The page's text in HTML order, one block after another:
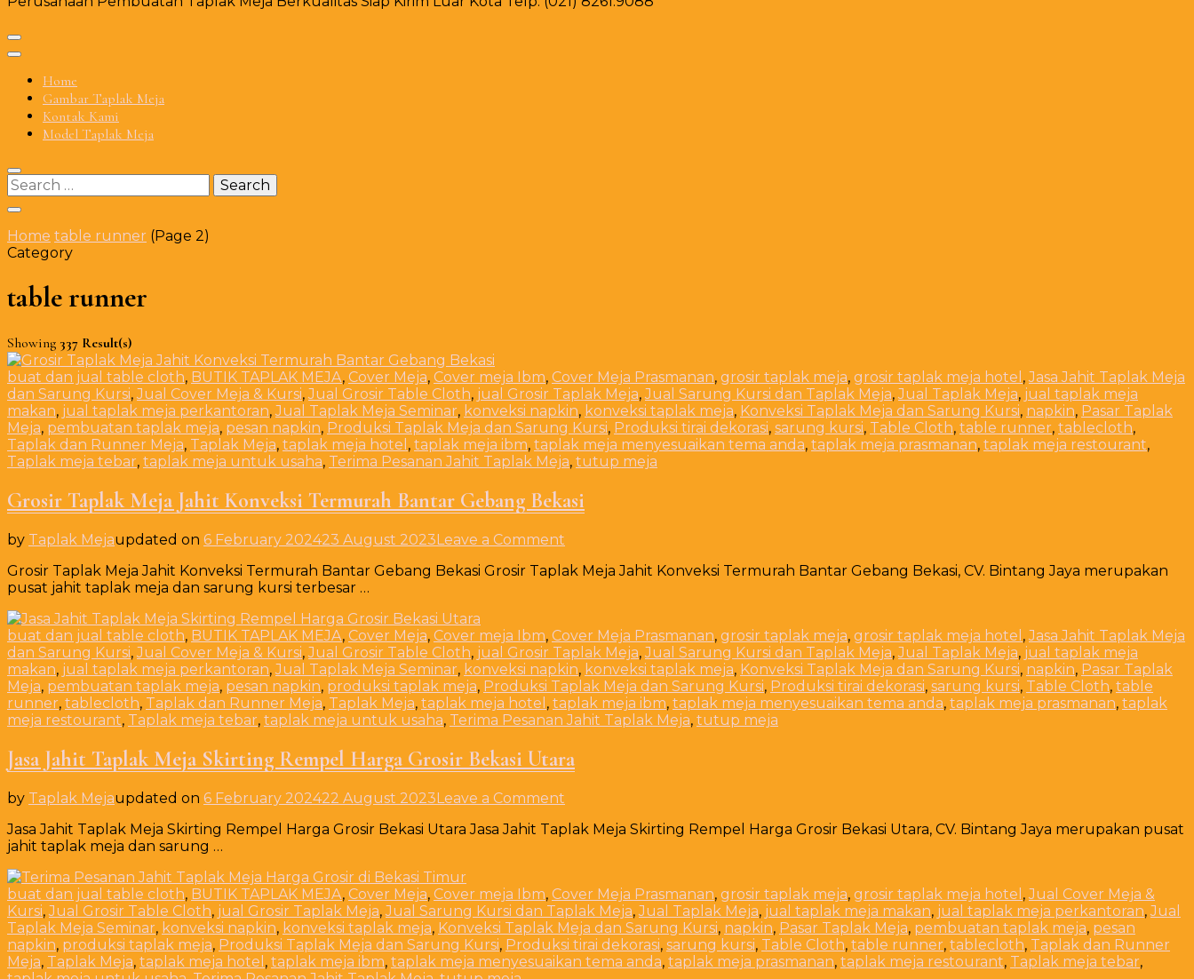
Home
Gambar Taplak Meja
Kontak Kami
Model Taplak Meja
Search
for:
Home table runner (Page 2)
Category
table runner
Showing 337 Result(s)
buat dan jual table cloth, BUTIK TAPLAK MEJA, Cover Meja, Cover meja Ibm, Cover Meja Prasmanan, grosir taplak meja, grosir taplak meja hotel ,Jasa Jahit Taplak Meja
dan Sarung Kursi,Jual Cover Meja & Kursi,Jual Grosir Table Cloth, jual Grosir Taplak Meja,Jual Sarung Kursi dan Taplak Meja,Jual Taplak Meja, jual taplak meja
makan, jual taplak meja perkantoran,Jual Taplak Meja Seminar, konveksi napkin, konveksi taplak meja, Konveksi Taplak Meja dan Sarung Kursi, napkin, Pasar Taplak
Meja, pembuatan taplak meja, pesan napkin, Produksi Taplak Meja dan Sarung Kursi, Produksi tirai dekorasi, sarung kursi, Table Cloth, table runner, tablecloth,
Taplak dan Runner Meja, Taplak Meja, taplak meja hotel , taplak meja ibm, taplak meja menyesuaikan tema anda, taplak meja prasmanan, taplak meja restourant,
Taplak meja tebar, taplak meja untuk usaha, Terima Pesanan Jahit Taplak Meja, tutup meja
Grosir Taplak Meja Jahit Konveksi Termurah Bantar Gebang Bekasi
by Taplak Mejaupdated on 6 February 202423 August 2023Leave a Comment
Taplak
Termurah
Bantar
Gebang
Bekasi
Grosir Taplak Meja Jahit Konveksi Termurah Bantar Gebang Bekasi Grosir Taplak Meja Jahit Konveksi Termurah Bantar Gebang Bekasi, CV. Bintang Jaya merupakan
pusat jahit taplak meja dan sarung kursi terbesar …
buat dan jual table cloth, BUTIK TAPLAK MEJA, Cover Meja, Cover meja Ibm, Cover Meja Prasmanan, grosir taplak meja, grosir taplak meja hotel ,Jasa Jahit Taplak Meja
dan Sarung Kursi,Jual Cover Meja & Kursi,Jual Grosir Table Cloth, jual Grosir Taplak Meja,Jual Sarung Kursi dan Taplak Meja,Jual Taplak Meja, jual taplak meja
makan, jual taplak meja perkantoran,Jual Taplak Meja Seminar, konveksi napkin, konveksi taplak meja, Konveksi Taplak Meja dan Sarung Kursi, napkin, Pasar Taplak
Meja, pembuatan taplak meja, pesan napkin, produksi taplak meja, Produksi Taplak Meja dan Sarung Kursi, Produksi tirai dekorasi, sarung kursi, Table Cloth, table
runner, tablecloth, Taplak dan Runner Meja, Taplak Meja, taplak meja hotel , taplak meja ibm, taplak meja menyesuaikan tema anda, taplak meja prasmanan, taplak
meja restourant, Taplak meja tebar, taplak meja untuk usaha, Terima Pesanan Jahit Taplak Meja, tutup meja
Jasa Jahit Taplak Meja Skirting Rempel Harga Grosir Bekasi Utara
by Taplak Mejaupdated on 6 February 202422 August 2023Leave a Comment
Jahit
Rempel
Harga
Grosir
Bekasi
Utara
Jasa Jahit Taplak Meja Skirting Rempel Harga Grosir Bekasi Utara Jasa Jahit Taplak Meja Skirting Rempel Harga Grosir Bekasi Utara, CV. Bintang Jaya merupakan pusat
jahit taplak meja dan sarung …
buat dan jual table cloth, BUTIK TAPLAK MEJA, Cover Meja, Cover meja Ibm, Cover Meja Prasmanan, grosir taplak meja, grosir taplak meja hotel ,Jual Cover Meja &
Kursi,Jual Grosir Table Cloth, jual Grosir Taplak Meja,Jual Sarung Kursi dan Taplak Meja,Jual Taplak Meja, jual taplak meja makan, jual taplak meja perkantoran,Jual
Taplak Meja Seminar, konveksi napkin, konveksi taplak meja, Konveksi Taplak Meja dan Sarung Kursi, napkin, Pasar Taplak Meja, pembuatan taplak meja, pesan
napkin, produksi taplak meja, Produksi Taplak Meja dan Sarung Kursi, Produksi tirai dekorasi, sarung kursi, Table Cloth, table runner, tablecloth, Taplak dan Runner
Meja, Taplak Meja, taplak meja hotel , taplak meja ibm, taplak meja menyesuaikan tema anda, taplak meja prasmanan, taplak meja restourant, Taplak meja tebar,